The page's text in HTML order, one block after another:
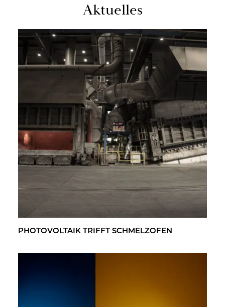
Ak­tu­el­les
PHO­TO­VOL­TA­IK TRIFFT SCHMELZ­OFEN